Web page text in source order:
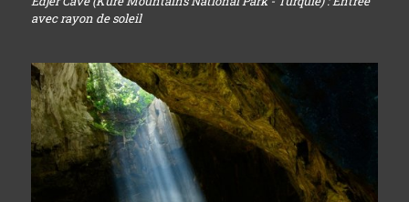
avec rayon de soleil